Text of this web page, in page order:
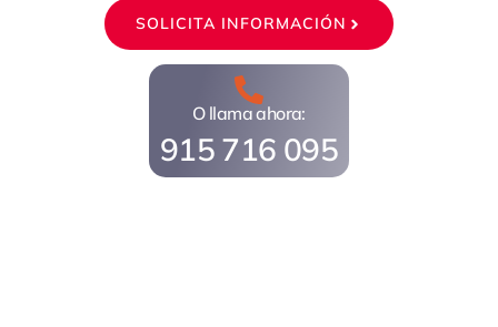
SOLICITA INFORMACIÓN
O llama ahora:
915 716 095